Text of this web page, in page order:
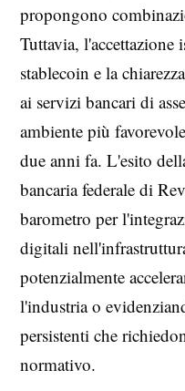
propongono
Tuttavia, l'accettazione
stablecoin e la
ai servizi bancari di
ambiente più
due anni fa. L'esito
bancaria federale di
barometro per
digitali
potenzialmente
l'industria o
persistenti che
normativo.